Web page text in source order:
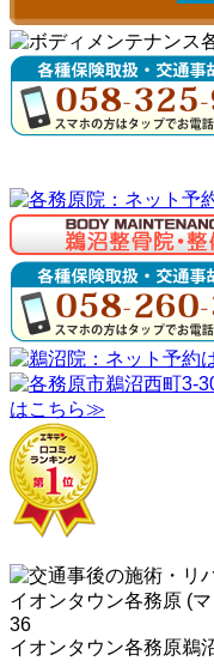
イオンタウン各務原 (
36
イオンタウン各務原鵜